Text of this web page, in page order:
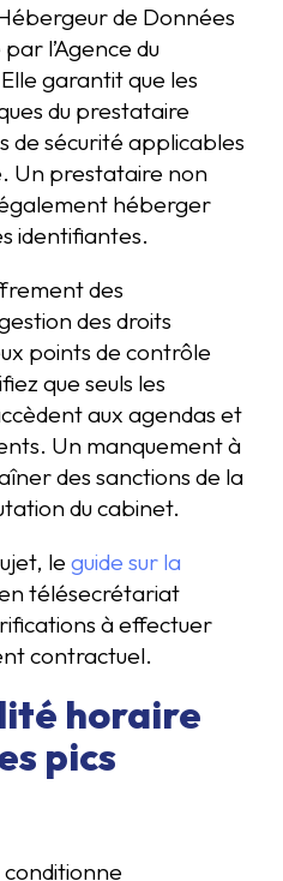
de Données
l’Agence du
garantit que les
du prestataire
de sécurité applicables
Un prestataire non
héberger
identifiantes.
des
des droits
points de contrôle
que seuls les
aux agendas et
Un manquement à
des sanctions de la
du cabinet.
le guide sur la
télésecrétariat
à effectuer
contractuel.
horaire
pics